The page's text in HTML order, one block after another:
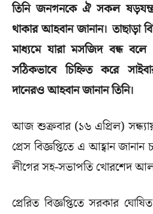
তিনি জনগনকে ঐ সকল
থাকার আহবান জানান। তাছাড়া
মাধ্যমে যারা মসজিদ বন্ধ
সঠিকভাবে চিহ্নিত করে
দানেরও আহবান জানান তিনি।
আজ শুক্রবার (১৬ এপ্রিল)
প্রেস বিজ্ঞপ্তিতে এ আহ্বান
লীগের সহ-সভাপতি খোরশেদ
প্রেরিত বিজ্ঞপ্তিতে সরকার